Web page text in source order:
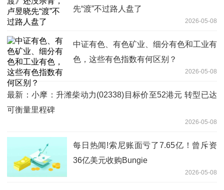
先“渡”不过路人盘了
2026-05-08
中证有色、有色矿业、细分有色和工业有
色，这些有色指数有何区别？
2026-05-08
最新：小摩：升潍柴动力(02338)目标价至52港元 转型已达
可衡量里程碑
2026-05-08
每日热闻!索尼账面亏了7.65亿！曾斥资
36亿美元收购Bungie
2026-05-08